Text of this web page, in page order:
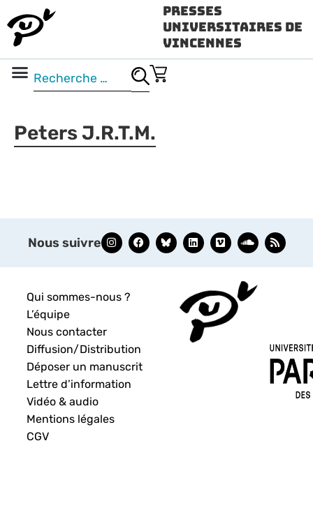
Presses
Universitaires de
Vincennes
Peters J.R.T.M.
Nous suivre
Qui sommes-nous ?
L’équipe
Nous contacter
Diffusion/Distribution
Déposer un manuscrit
Lettre d’information
Vidéo & audio
Mentions légales
CGV